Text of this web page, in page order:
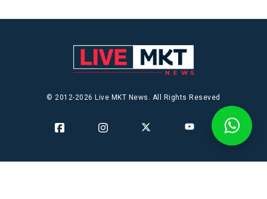
© 2012-2026 Live MKT News. All Rights Reseved